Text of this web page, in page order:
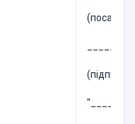
(посада
(підпис,
"____"